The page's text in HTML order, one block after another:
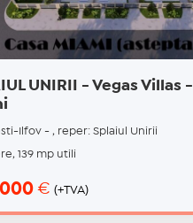
UNIRII - Vegas Villas
Ilfov - , reper: Splaiul Unirii
139 mp utili
€ (+TVA)